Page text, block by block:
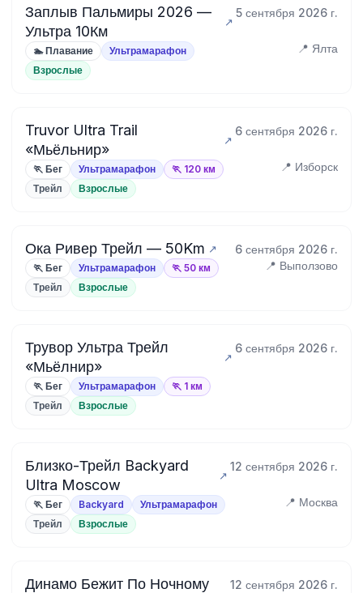
Заплыв Пальмиры 2026 —
Ультра 10Км
5 сентября 2026 г.
🏊 Плавание Ультрамарафон 📍 Ялта
Взрослые
Truvor Ultra Trail
«Мьёльнир»
6 сентября 2026 г.
🏃 Бег Ультрамарафон 🏃 120 км 📍 Изборск
Трейл Взрослые
Ока Ривер Трейл — 50Km 6 сентября 2026 г.
🏃 Бег Ультрамарафон 🏃 50 км 📍 Выползово
Трейл Взрослые
Трувор Ультра Трейл
«Мьёлнир»
6 сентября 2026 г.
🏃 Бег Ультрамарафон
🏃 1 км
Трейл
Взрослые
Близко-Трейл Backyard
Ultra Moscow
12 сентября 2026 г.
🏃 Бег Backyard Ультрамарафон 📍 Москва
Трейл Взрослые
Динамо Бежит По Ночному
12 сентября 2026 г.